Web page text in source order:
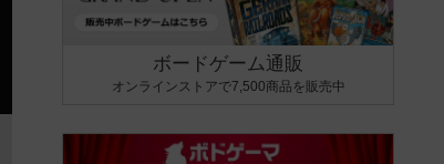
ボードゲーム通販
オンラインストアで7,500商品を販売中